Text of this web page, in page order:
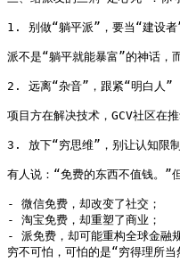
1. 别做“躺平派”，要当“建设者
派不是“躺平就能暴富”的神话，
2. 远离“杂音”，跟紧“明白人”
项目方在解决技术，GCV社区在
3. 放下“穷思维”，别让认知限
有人说：“免费的东西不值钱。”
- 微信免费，却改变了社交；
- 淘宝免费，却重塑了商业；
- 派免费，却可能重构全球金融规
穷不可怕，可怕的是“穷得理所